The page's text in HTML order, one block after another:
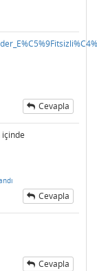
Cevapla
Cevapla
Cevapla